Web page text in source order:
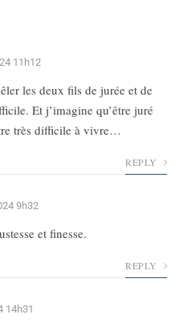
11h12
les deux fils de jurée et de
Et j’imagine qu’être juré
très difficile à vivre…
REPLY
9h32
et finesse.
REPLY
14h31